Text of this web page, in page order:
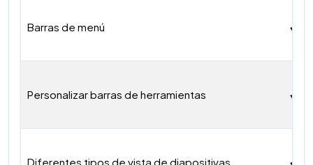
Barras de menú
Personalizar barras de herramientas
Diferentes tipos de vista de diapositivas